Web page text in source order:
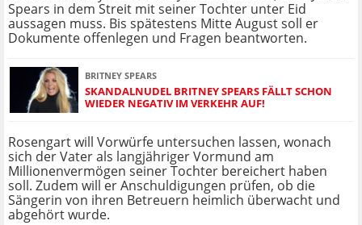
Spears in dem Streit mit seiner Tochter unter Eid
aussagen muss. Bis spätestens Mitte August soll er
Dokumente offenlegen und Fragen beantworten.
BRITNEY SPEARS
SKANDALNUDEL BRITNEY SPEARS FÄLLT SCHON
WIEDER NEGATIV IM VERKEHR AUF!
Rosengart will Vorwürfe untersuchen lassen, wonach
sich der Vater als langjähriger Vormund am
Millionenvermögen seiner Tochter bereichert haben
soll. Zudem will er Anschuldigungen prüfen, ob die
Sängerin von ihren Betreuern heimlich überwacht und
abgehört wurde.